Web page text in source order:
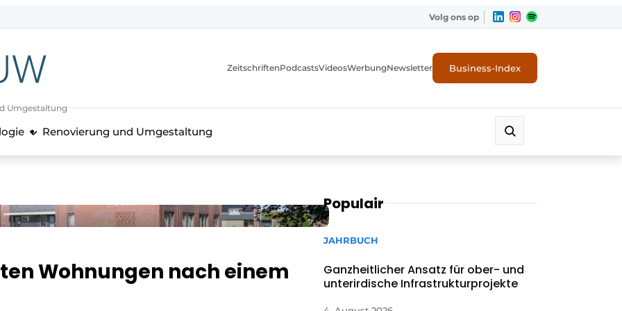
Volg ons op
Umgestaltung
ZeitschriftenPodcastsVideosWerbungNewsletter Business-Index
Renovierung und Umgestaltung
Wohnungen nach einem
Populair
JAHRBUCH
Ganzheitlicher Ansatz für ober- und
unterirdische Infrastrukturprojekte